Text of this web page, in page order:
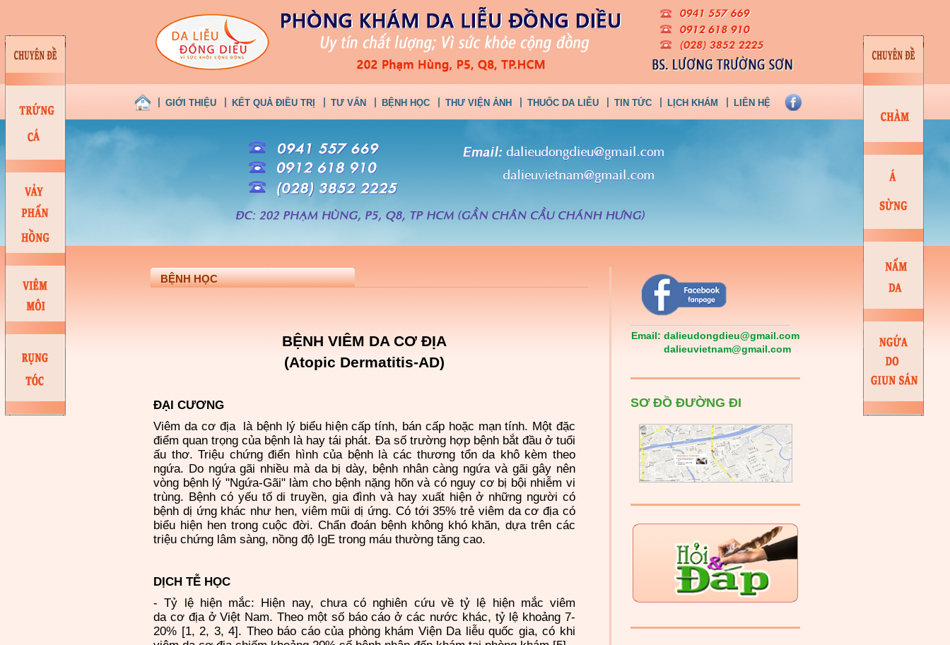
GIỚI THIỆU KẾT QUẢ ĐIỀU TRỊ TƯ VẤN BỆNH HỌC THƯ VIỆN ẢNH THUỐC DA LIỄU TIN TỨC LỊCH KHÁM LIÊN HỆ
BỆNH HỌC
BỆNH VIÊM DA CƠ ĐỊA
(Atopic Dermatitis-AD)
ĐẠI CƯƠNG
Viêm da cơ địa là bệnh lý biểu hiện cấp tính, bán cấp hoặc mạn tính. Một đặc
điểm quan trọng của bệnh là hay tái phát. Ða số trường hợp bệnh bắt đầu ở tuổi
ấu thơ. Triệu chứng điển hình của bệnh là các thương tổn da khô kèm theo
ngứa. Do ngứa gãi nhiều mà da bị dày, bệnh nhân càng ngứa và gãi gây nên
vòng bệnh lý "Ngứa-Gãi" làm cho bệnh nặng hõn và có nguy cơ bị bội nhiễm vi
trùng. Bệnh có yếu tố di truyền, gia đình và hay xuất hiện ở những người có
bệnh dị ứng khác như hen, viêm mũi dị ứng. Có tới 35% trẻ viêm da cơ địa có
biểu hiện hen trong cuộc đời. Chẩn đoán bệnh không khó khăn, dựa trên các
triệu chứng lâm sàng, nồng độ IgE trong máu thường tăng cao.
DỊCH TỄ HỌC
- Tỷ lệ hiện mắc: Hiện nay, chưa có nghiên cứu về tỷ lệ hiện mắc viêm
da cơ địa ở Việt Nam. Theo một số báo cáo ở các nước khác, tỷ lệ khoảng 7-
20% [1, 2, 3, 4]. Theo báo cáo của phòng khám Viện Da liễu quốc gia, có khi
Email: dalieudongdieu@gmail.com
dalieuvietnam@gmail.com
SƠ ĐỒ ĐƯỜNG ĐI